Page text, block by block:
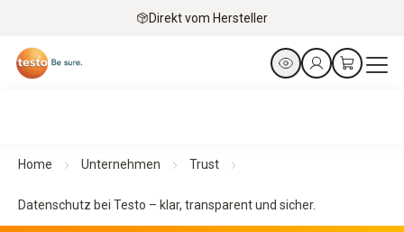
Direkt vom Hersteller
Home Unternehmen Trust
Datenschutz bei Testo – klar, transparent und sicher.